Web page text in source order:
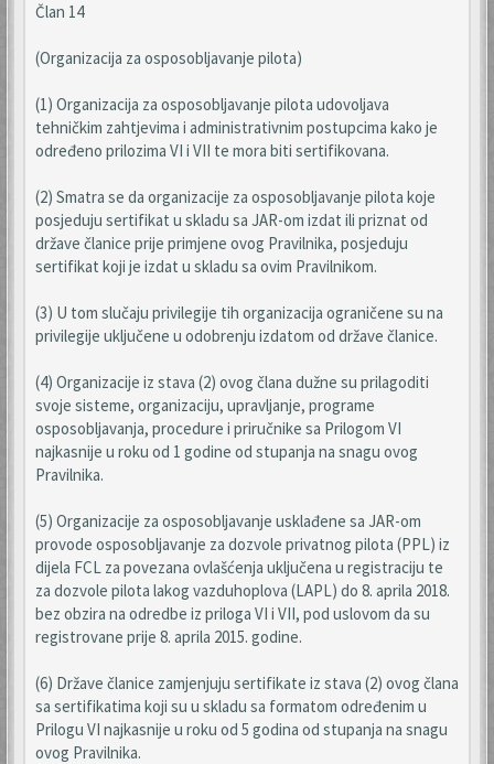
Član 14
(Organizacija za osposobljavanje pilota)
(1) Organizacija za osposobljavanje pilota udovoljava
tehničkim zahtjevima i administrativnim postupcima kako je
određeno prilozima VI i VII te mora biti sertifikovana.
(2) Smatra se da organizacije za osposobljavanje pilota koje
posjeduju sertifikat u skladu sa JAR-om izdat ili priznat od
države članice prije primjene ovog Pravilnika, posjeduju
sertifikat koji je izdat u skladu sa ovim Pravilnikom.
(3) U tom slučaju privilegije tih organizacija ograničene su na
privilegije uključene u odobrenju izdatom od države članice.
(4) Organizacije iz stava (2) ovog člana dužne su prilagoditi
svoje sisteme, organizaciju, upravljanje, programe
osposobljavanja, procedure i priručnike sa Prilogom VI
najkasnije u roku od 1 godine od stupanja na snagu ovog
Pravilnika.
(5) Organizacije za osposobljavanje usklađene sa JAR-om
provode osposobljavanje za dozvole privatnog pilota (PPL) iz
dijela FCL za povezana ovlašćenja uključena u registraciju te
za dozvole pilota lakog vazduhoplova (LAPL) do 8. aprila 2018.
bez obzira na odredbe iz priloga VI i VII, pod uslovom da su
registrovane prije 8. aprila 2015. godine.
(6) Države članice zamjenjuju sertifikate iz stava (2) ovog člana
sa sertifikatima koji su u skladu sa formatom određenim u
Prilogu VI najkasnije u roku od 5 godina od stupanja na snagu
ovog Pravilnika.